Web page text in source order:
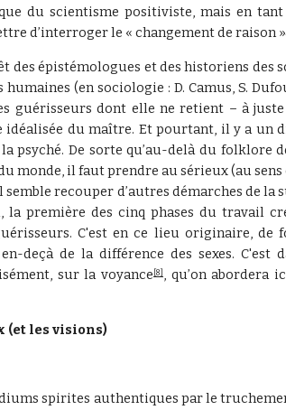
du scientisme positiviste, mais en
d’interroger le « changement de raison »
épistémologues et des historiens des
(en sociologie : D. Camus, S.
guérisseurs dont elle ne retient – à
du maître. Et pourtant, il y a un
De sorte qu’au-delà du folklore
monde, il faut prendre au sérieux (au
recouper d’autres démarches de
première des cinq phases du travail
C'est en ce lieu originaire,
deçà de la différence des sexes.
sur la voyance [8] , qu’on abordera
(et les visions)
spirites authentiques par le